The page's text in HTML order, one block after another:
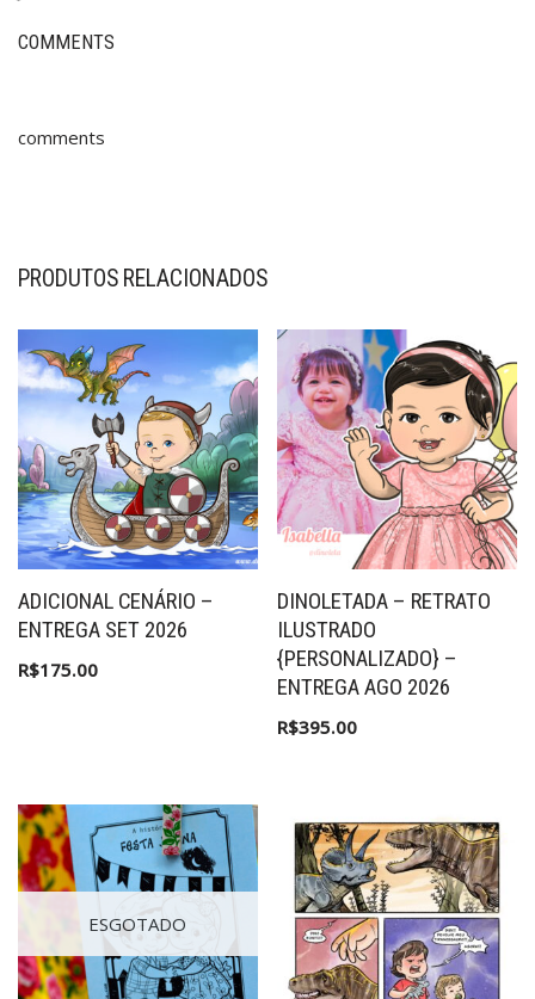
COMMENTS
comments
PRODUTOS RELACIONADOS
ADICIONAL CENÁRIO –
ENTREGA SET 2026
R$175.00
DINOLETADA – RETRATO
ILUSTRADO
{PERSONALIZADO} –
ENTREGA AGO 2026
R$395.00
ESGOTADO